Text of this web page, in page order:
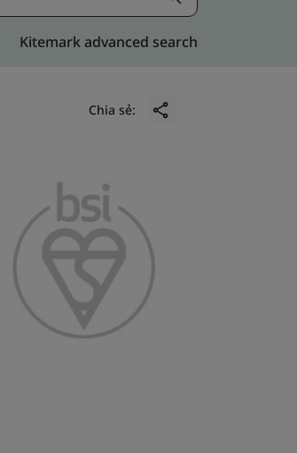
Kitemark advanced search
Chia sẻ: